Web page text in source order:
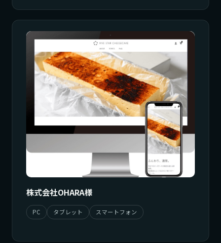
株式会社OHARA様
PC タブレット スマートフォン